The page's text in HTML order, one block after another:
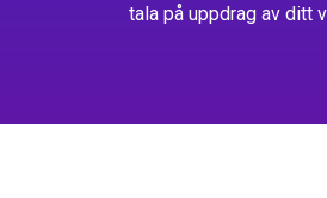
tala på uppdrag av ditt